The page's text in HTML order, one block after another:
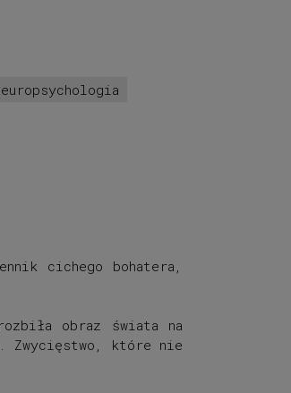
cichego bohatera,
obraz świata na
Zwycięstwo, które nie